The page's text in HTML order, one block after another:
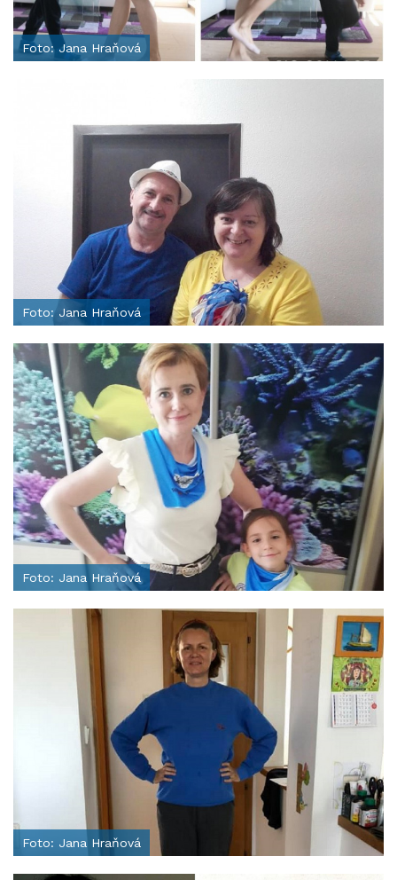
Foto: Jana Hraňová
Foto: Jana Hraňová
Foto: Jana Hraňová
Foto: Jana Hraňová